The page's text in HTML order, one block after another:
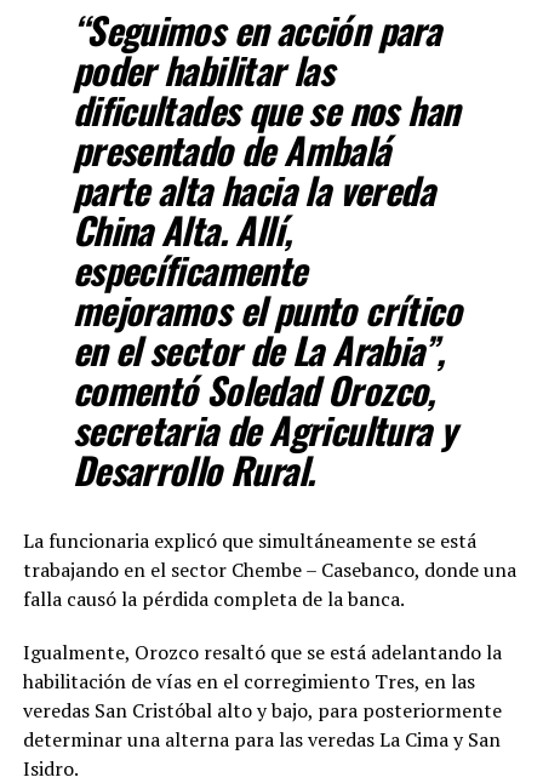
“Seguimos en acción para
poder habilitar las
dificultades que se nos han
presentado de Ambalá
parte alta hacia la vereda
China Alta. Allí,
específicamente
mejoramos el punto crítico
en el sector de La Arabia”,
comentó Soledad Orozco,
secretaria de Agricultura y
Desarrollo Rural.
La funcionaria explicó que simultáneamente se está
trabajando en el sector Chembe – Casebanco, donde una
falla causó la pérdida completa de la banca.
Igualmente, Orozco resaltó que se está adelantando la
habilitación de vías en el corregimiento Tres, en las
veredas San Cristóbal alto y bajo, para posteriormente
determinar una alterna para las veredas La Cima y San
Isidro.